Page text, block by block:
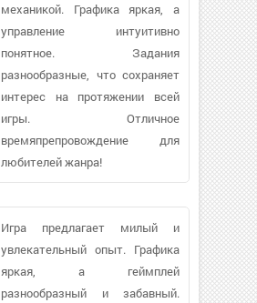
механикой. Графика яркая, а
управление интуитивно
понятное. Задания
разнообразные, что сохраняет
интерес на протяжении всей
игры. Отличное
времяпрепровождение для
любителей жанра!
Игра предлагает милый и
увлекательный опыт. Графика
яркая, а геймплей
разнообразный и забавный.